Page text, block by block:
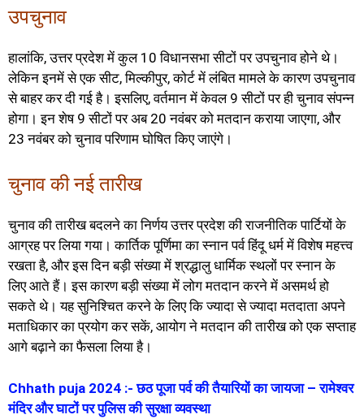
उपचुनाव
हालांकि, उत्तर प्रदेश में कुल 10 विधानसभा सीटों पर उपचुनाव होने थे।
लेकिन इनमें से एक सीट, मिल्कीपुर, कोर्ट में लंबित मामले के कारण उपचुनाव
से बाहर कर दी गई है। इसलिए, वर्तमान में केवल 9 सीटों पर ही चुनाव संपन्न
होगा। इन शेष 9 सीटों पर अब 20 नवंबर को मतदान कराया जाएगा, और
23 नवंबर को चुनाव परिणाम घोषित किए जाएंगे।
चुनाव की नई तारीख
चुनाव की तारीख बदलने का निर्णय उत्तर प्रदेश की राजनीतिक पार्टियों के
आग्रह पर लिया गया। कार्तिक पूर्णिमा का स्नान पर्व हिंदू धर्म में विशेष महत्त्व
रखता है, और इस दिन बड़ी संख्या में श्रद्धालु धार्मिक स्थलों पर स्नान के
लिए आते हैं। इस कारण बड़ी संख्या में लोग मतदान करने में असमर्थ हो
सकते थे। यह सुनिश्चित करने के लिए कि ज्यादा से ज्यादा मतदाता अपने
मताधिकार का प्रयोग कर सकें, आयोग ने मतदान की तारीख को एक सप्ताह
आगे बढ़ाने का फैसला लिया है।
Chhath puja 2024 :- छठ पूजा पर्व की तैयारियों का जायजा – रामेश्वर
मंदिर और घाटों पर पुलिस की सुरक्षा व्यवस्था